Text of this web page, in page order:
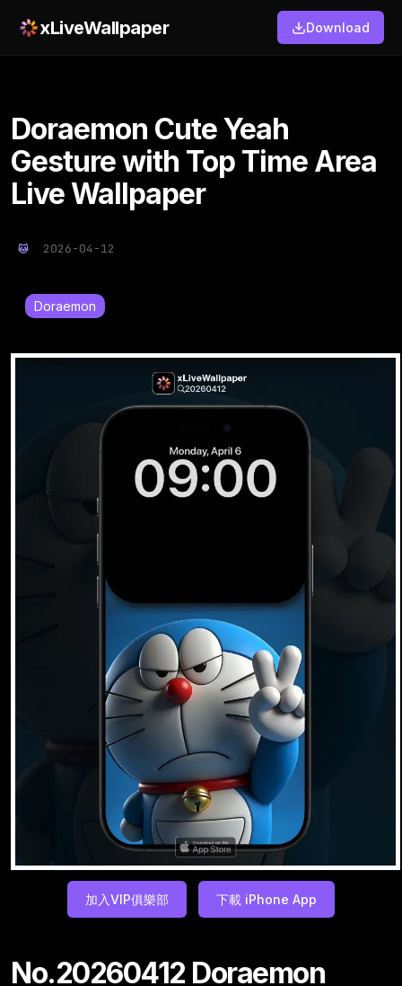
xLiveWallpaper Download
Doraemon Cute Yeah
Gesture with Top Time Area
Live Wallpaper
2026-04-12
Doraemon
加入VIP俱樂部 下載 iPhone App
No.20260412 Doraemon